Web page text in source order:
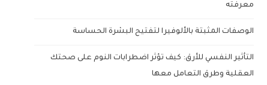
معرفته
الوصفات المثبتة بالألوفيرا لتفتيح البشرة الحساسة
التأثير النفسي للأرق: كيف تؤثر اضطرابات النوم على صحتك
العقلية وطرق التعامل معها